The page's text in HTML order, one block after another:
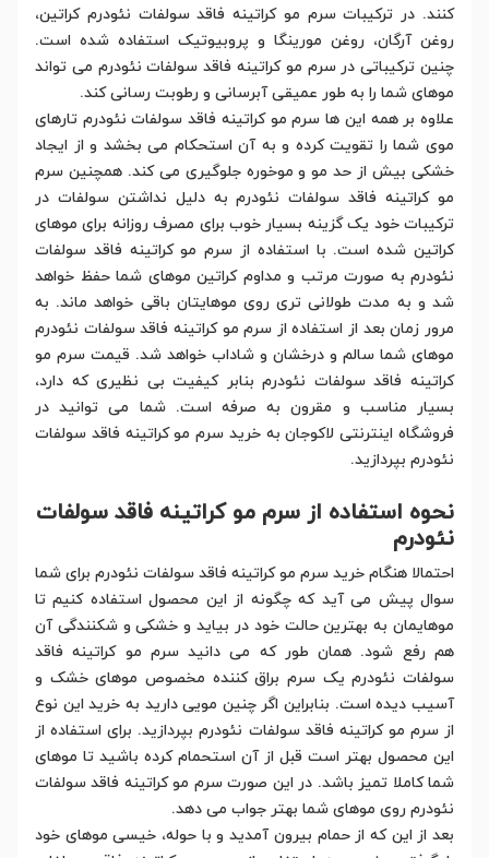
کنند. در ترکیبات سرم مو کراتینه فاقد سولفات نئودرم کراتین،
روغن آرگان، روغن مورینگا و پروبیوتیک استفاده شده است.
چنین ترکیباتی در سرم مو کراتینه فاقد سولفات نئودرم می تواند
موهای شما را به طور عمیقی آبرسانی و رطوبت رسانی کند.
علاوه بر همه این ها سرم مو کراتینه فاقد سولفات نئودرم تارهای
موی شما را تقویت کرده و به آن استحکام می بخشد و از ایجاد
خشکی بیش از حد مو و موخوره جلوگیری می کند. همچنین سرم
مو کراتینه فاقد سولفات نئودرم به دلیل نداشتن سولفات در
ترکیبات خود یک گزینه بسیار خوب برای مصرف روزانه برای موهای
کراتین شده است. با استفاده از سرم مو کراتینه فاقد سولفات
نئودرم به صورت مرتب و مداوم کراتین موهای شما حفظ خواهد
شد و به مدت طولانی تری روی موهایتان باقی خواهد ماند. به
مرور زمان بعد از استفاده از سرم مو کراتینه فاقد سولفات نئودرم
موهای شما سالم و درخشان و شاداب خواهد شد. قیمت سرم مو
کراتینه فاقد سولفات نئودرم بنابر کیفیت بی نظیری که دارد،
بسیار مناسب و مقرون به صرفه است. شما می توانید در
فروشگاه اینترنتی لاکوجان به خرید سرم مو کراتینه فاقد سولفات
نئودرم بپردازید.
نحوه استفاده از سرم مو کراتینه فاقد سولفات
نئودرم
احتمالا هنگام خرید سرم مو کراتینه فاقد سولفات نئودرم برای شما
سوال پیش می آید که چگونه از این محصول استفاده کنیم تا
موهایمان به بهترین حالت خود در بیاید و خشکی و شکنندگی آن
هم رفع شود. همان طور که می دانید سرم مو کراتینه فاقد
سولفات نئودرم یک سرم براق کننده مخصوص موهای خشک و
آسیب دیده است. بنابراین اگر چنین مویی دارید به خرید این نوع
از سرم مو کراتینه فاقد سولفات نئودرم بپردازید. برای استفاده از
این محصول بهتر است قبل از آن استحمام کرده باشید تا موهای
شما کاملا تمیز باشد. در این صورت سرم مو کراتینه فاقد سولفات
نئودرم روی موهای شما بهتر جواب می دهد.
بعد از این که از حمام بیرون آمدید و با حوله، خیسی موهای خود